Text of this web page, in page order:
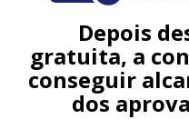
Depois
gratuita, a
conseguir
dos